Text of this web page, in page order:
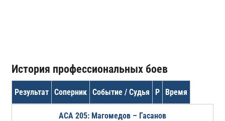
История профессиональных боев
Результат Соперник Событие / Судья Р Время
ACA 205: Магомедов – Гасанов